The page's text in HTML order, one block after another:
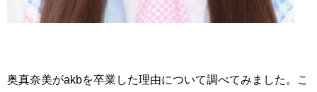
奥真奈美がakbを卒業した理由について調べてみました。こ